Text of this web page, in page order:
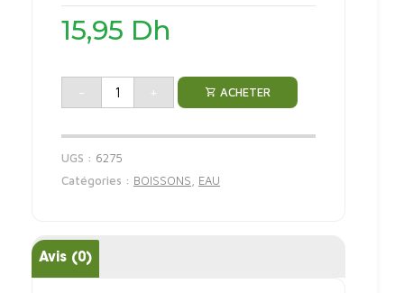
15,95 Dh
- + ACHETER
UGS : 6275
Catégories : BOISSONS EAU
Avis (0)